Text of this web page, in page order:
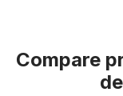
Compare
de